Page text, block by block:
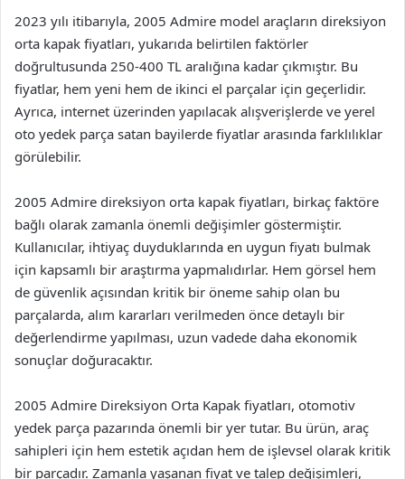
2023 yılı itibarıyla, 2005 Admire model araçların direksiyon
orta kapak fiyatları, yukarıda belirtilen faktörler
doğrultusunda 250-400 TL aralığına kadar çıkmıştır. Bu
fiyatlar, hem yeni hem de ikinci el parçalar için geçerlidir.
Ayrıca, internet üzerinden yapılacak alışverişlerde ve yerel
oto yedek parça satan bayilerde fiyatlar arasında farklılıklar
görülebilir.
2005 Admire direksiyon orta kapak fiyatları, birkaç faktöre
bağlı olarak zamanla önemli değişimler göstermiştir.
Kullanıcılar, ihtiyaç duyduklarında en uygun fiyatı bulmak
için kapsamlı bir araştırma yapmalıdırlar. Hem görsel hem
de güvenlik açısından kritik bir öneme sahip olan bu
parçalarda, alım kararları verilmeden önce detaylı bir
değerlendirme yapılması, uzun vadede daha ekonomik
sonuçlar doğuracaktır.
2005 Admire Direksiyon Orta Kapak fiyatları, otomotiv
yedek parça pazarında önemli bir yer tutar. Bu ürün, araç
sahipleri için hem estetik açıdan hem de işlevsel olarak kritik
bir parçadır. Zamanla yaşanan fiyat ve talep değişimleri,